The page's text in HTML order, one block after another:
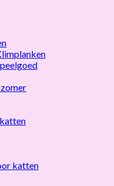
katten